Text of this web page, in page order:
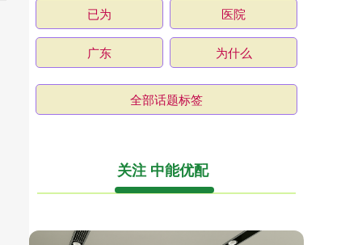
已为 医院
广东 为什么
全部话题标签
关注 中能优配